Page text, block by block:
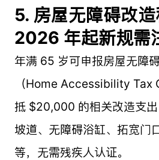
5. 房屋无障碍改造
2026 年起新规需
年满 65 岁可申报房屋无障
（Home Accessibility Tax
抵 $20,000 的相关改造支出
坡道、无障碍浴缸、拓宽门
等，无需残疾人认证。